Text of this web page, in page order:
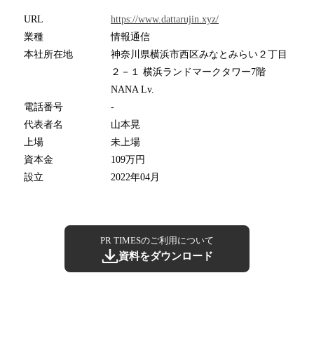
URL
https://www.dattarujin.xyz/
業種
情報通信
本社所在地
神奈川県横浜市西区みなとみらい２丁目
２－１ 横浜ランドマークタワー7階
NANA Lv.
電話番号
-
代表者名
山本晃
上場
未上場
資本金
109万円
設立
2022年04月
PR TIMESのご利用について
資料をダウンロード